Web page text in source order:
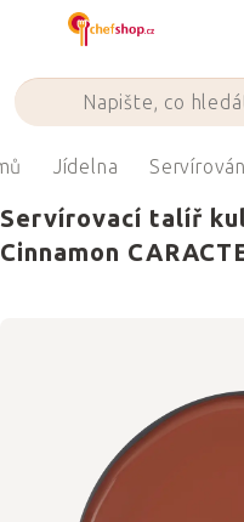
Jídelna
Servírovací talíř
Cinnamon